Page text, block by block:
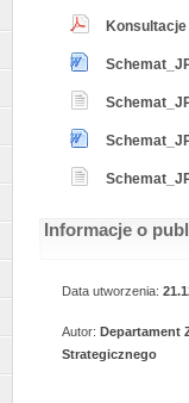
Konsultacje
Informacje o
Data utworzenia:
Autor: Departament
Strategicznego